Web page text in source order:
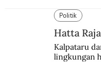
Malang.
Politik
Hatta
Kalpataru
lingkungan